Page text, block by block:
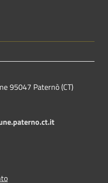
95047 Paternò (CT)